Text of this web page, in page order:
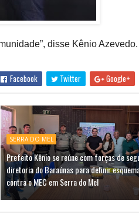
disse Kênio Azevedo.
Facebook Twitter Google+
SERRA DO MEL
Prefeito Kênio se reúne com forças de
diretoria do Baraúnas para definir
contra o MEC em Serra do Mel